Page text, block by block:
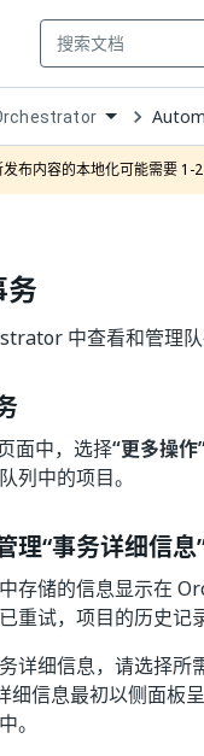
布内容的本地化可能需要 1-2
中查看和管理队
面中，选择“更多操作
列中的项目。
理“事务详细信息
存储的信息显示在
重试，项目的历史记
详细信息，请选择所
细信息最初以侧面板
。